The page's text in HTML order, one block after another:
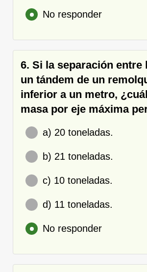
No responder
6. Si la separación entre
un tándem de un
inferior a un metro,
masa por eje máxima
a) 20 toneladas.
b) 21 toneladas.
c) 10 toneladas.
d) 11 toneladas.
No responder